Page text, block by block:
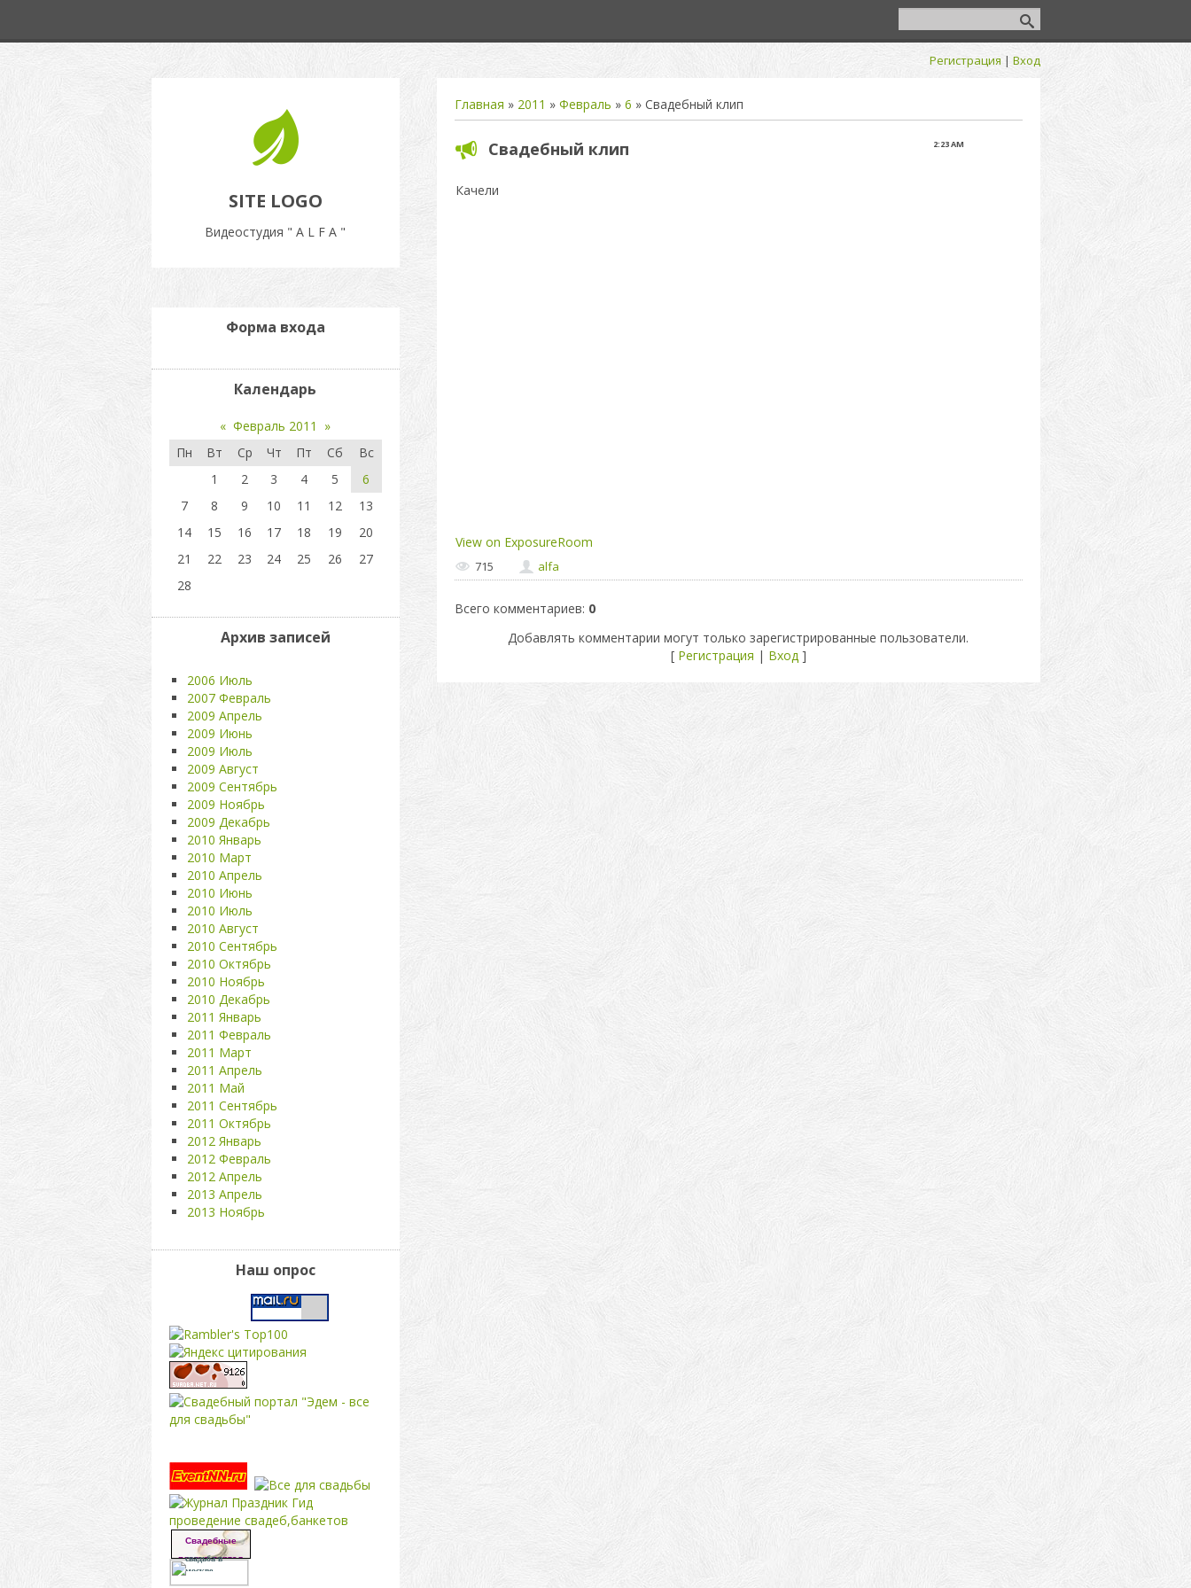
Регистрация | Вход
SITE LOGO
Видеостудия " A L F A "
Главная » 2011 » Февраль » 6 » Свадебный клип
2:23 AM
Свадебный клип
Качели
View on ExposureRoom
715 alfa
Всего комментариев: 0
Добавлять комментарии могут только зарегистрированные пользователи.
[ Регистрация | Вход]
Форма входа
Календарь
« Февраль 2011
»
Пн
Вт Ср Чт Пт Сб
Вс
1
2 3 4 5
6
7
8 9 10 11 12
13
14
15 16 17 18 19
20
21
22 23 24 25 26
27
28
Архив записей
2006 Июль
2007 Февраль
2009 Апрель
2009 Июнь
2009 Июль
2009 Август
2009 Сентябрь
2009 Ноябрь
2009 Декабрь
2010 Январь
2010 Март
2010 Апрель
2010 Июнь
2010 Июль
2010 Август
2010 Сентябрь
2010 Октябрь
2010 Ноябрь
2010 Декабрь
2011 Январь
2011 Февраль
2011 Март
2011 Апрель
2011 Май
2011 Сентябрь
2011 Октябрь
2012 Январь
2012 Февраль
2012 Апрель
2013 Апрель
2013 Ноябрь
Наш опрос
проведение свадеб,банкетов
Свадебные
платья портал
свадьба в
москве